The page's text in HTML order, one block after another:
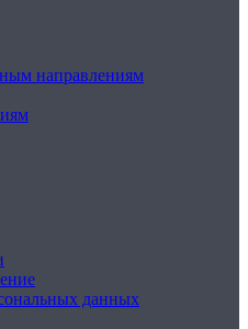
направлениям
данных